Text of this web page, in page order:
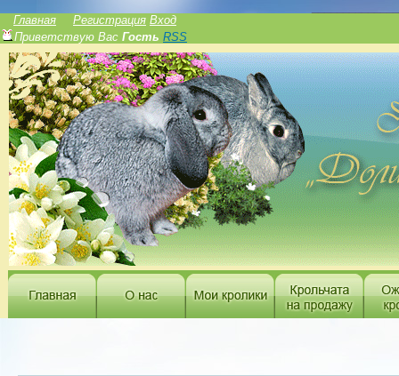
Главная
Регистрация Вход
Приветствую Вас Гость RSS